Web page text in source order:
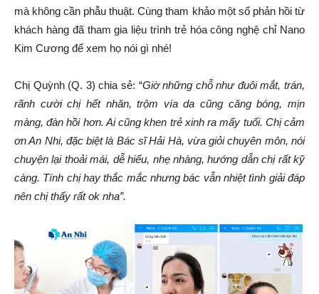
mà không cần phẫu thuật. Cùng tham khảo một số phản hồi từ
khách hàng đã tham gia liệu trình trẻ hóa công nghệ chỉ Nano
Kim Cương để xem họ nói gì nhé!
Chị Quỳnh (Q. 3) chia sẻ: “Giờ những chỗ như đuôi mắt, trán,
rãnh cười chị hết nhăn, trộm vía da cũng căng bóng, mịn
màng, đàn hồi hơn. Ai cũng khen trẻ xinh ra mấy tuổi. Chị cảm
ơn An Nhi, đặc biệt là Bác sĩ Hải Hà, vừa giỏi chuyên môn, nói
chuyện lại thoải mái, dễ hiểu, nhẹ nhàng, hướng dẫn chị rất kỹ
càng. Tính chị hay thắc mắc nhưng bác vẫn nhiệt tình giải đáp
nên chị thấy rất ok nha”.